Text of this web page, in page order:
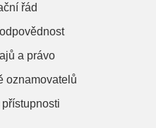
řád
a právo
oznamovatelů